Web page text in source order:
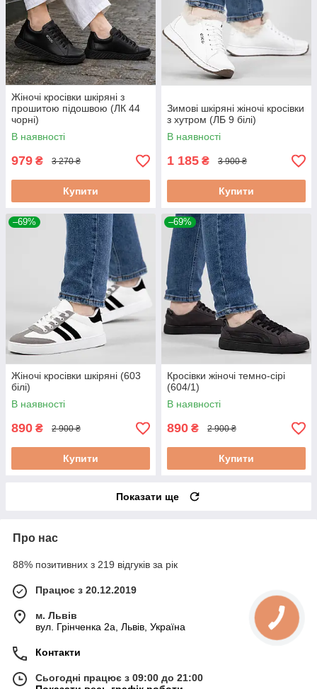
Жіночі кросівки шкіряні з
прошитою підошвою (ЛК 44
чорні)
В наявності
979 ₴ 3 270 ₴
Купити
Зимові шкіряні жіночі кросівки
з хутром (ЛБ 9 білі)
В наявності
1 185 ₴ 3 900 ₴
Купити
–69%
Жіночі кросівки шкіряні (603
білі)
В наявності
890 ₴ 2 900 ₴
Купити
–69%
Кросівки жіночі темно-сірі
(604/1)
В наявності
890 ₴ 2 900 ₴
Купити
Показати ще
Про нас
88% позитивних з 219 відгуків за рік
Працює з 20.12.2019
м. Львів
вул. Грінченка 2а, Львів, Україна
Контакти
Сьогодні працює з 09:00 до 21:00